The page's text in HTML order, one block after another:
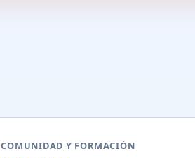
COMUNIDAD Y FORMACIÓN